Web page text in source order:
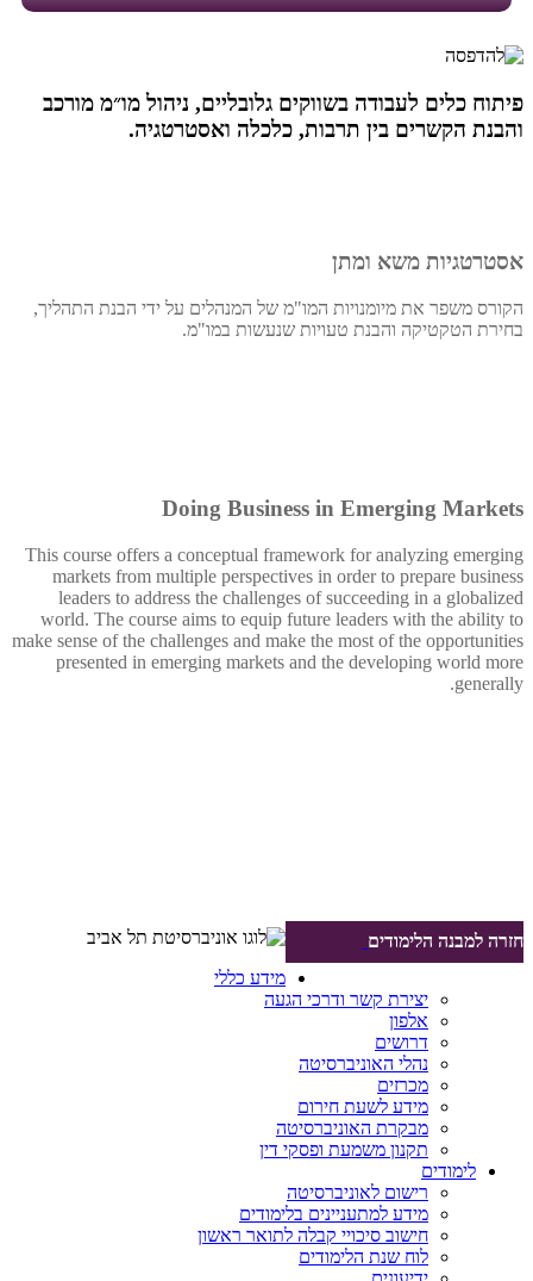
פיתוח כלים לעבודה בשווקים גלובליים, ניהול מו״מ מורכב
והבנת הקשרים בין תרבות, כלכלה ואסטרטגיה.
אסטרטגיות משא ומתן
הקורס משפר את מיומנויות המו"מ של המנהלים על ידי הבנת התהליך,
בחירת הטקטיקה והבנת טעויות שנעשות במו"מ.
Doing Business in Emerging Markets
This course offers a conceptual framework for analyzing emerging
markets from multiple perspectives in order to prepare business
leaders to address the challenges of succeeding in a globalized
world. The course aims to equip future leaders with the ability to
make sense of the challenges and make the most of the opportunities
presented in emerging markets and the developing world more
generally.
חזרה למבנה הלימודים
מידע כללי
יצירת קשר ודרכי הגעה
אלפון
דרושים
נהלי האוניברסיטה
מכרזים
מידע לשעת חירום
מבקרת האוניברסיטה
תקנון משמעת ופסקי דין
לימודים
רישום לאוניברסיטה
מידע למתעניינים בלימודים
חישוב סיכויי קבלה לתואר ראשון
לוח שנת הלימודים